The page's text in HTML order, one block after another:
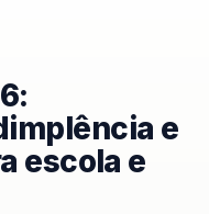
e
escola e